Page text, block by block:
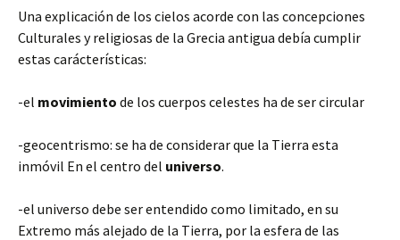
Una explicación de los cielos acorde con las concepciones
Culturales y religiosas de la Grecia antigua debía cumplir
estas carácterísticas:
-el movimiento de los cuerpos celestes ha de ser circular
-geocentrismo: se ha de considerar que la Tierra esta
inmóvil En el centro del universo.
-el universo debe ser entendido como limitado, en su
Extremo más alejado de la Tierra, por la esfera de las